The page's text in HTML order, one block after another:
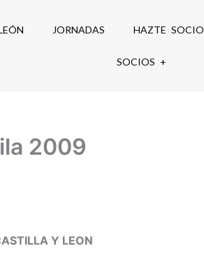
JORNADAS HAZTE SOCIO
SOCIOS +
2009
Y LEON